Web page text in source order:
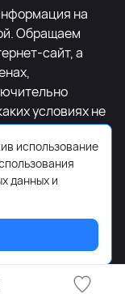
на
Обращаем
сайт, а
условиях не
кодекса
подробной
к
формы
11.
использование
данных и